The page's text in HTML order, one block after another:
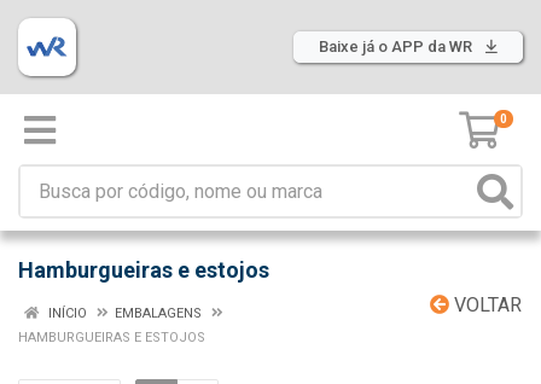
Baixe já o APP da WR
0
Hamburgueiras e estojos
VOLTAR
INÍCIO
EMBALAGENS
HAMBURGUEIRAS E ESTOJOS